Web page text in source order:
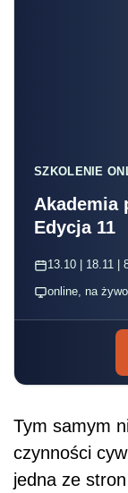
SZKOLENIE
Akademia
Edycja 11
13.10 | 18.11 |
online, na
Tym samym
czynności
jedna ze